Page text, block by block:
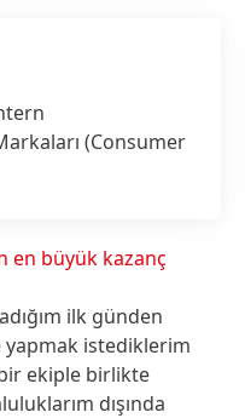
(Consumer
en büyük kazanç
ilk günden
yapmak istediklerim
ekiple birlikte
dışında